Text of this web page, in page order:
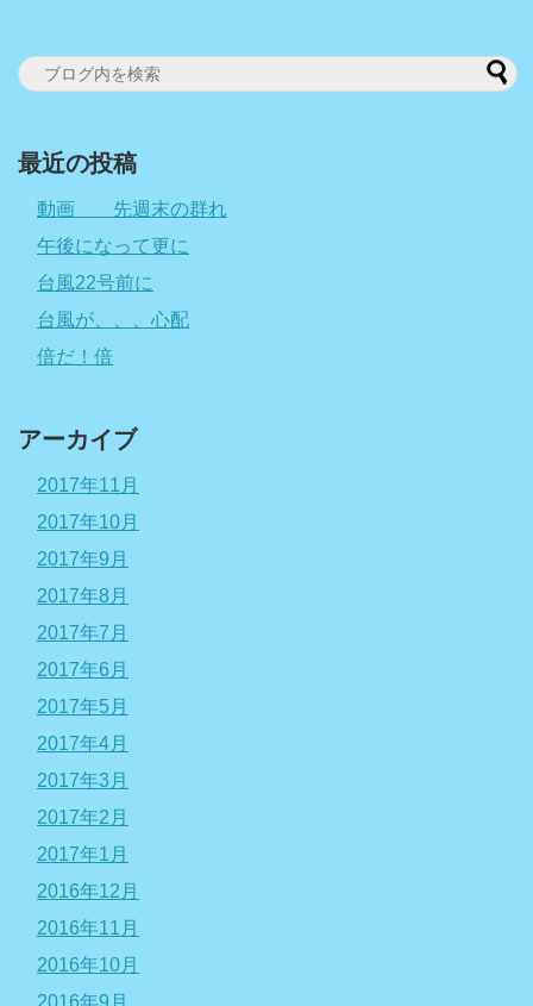
最近の投稿
動画 先週末の群れ
午後になって更に
台風22号前に
台風が、、、心配
倍だ！倍
アーカイブ
2017年11月
2017年10月
2017年9月
2017年8月
2017年7月
2017年6月
2017年5月
2017年4月
2017年3月
2017年2月
2017年1月
2016年12月
2016年11月
2016年10月
2016年9月